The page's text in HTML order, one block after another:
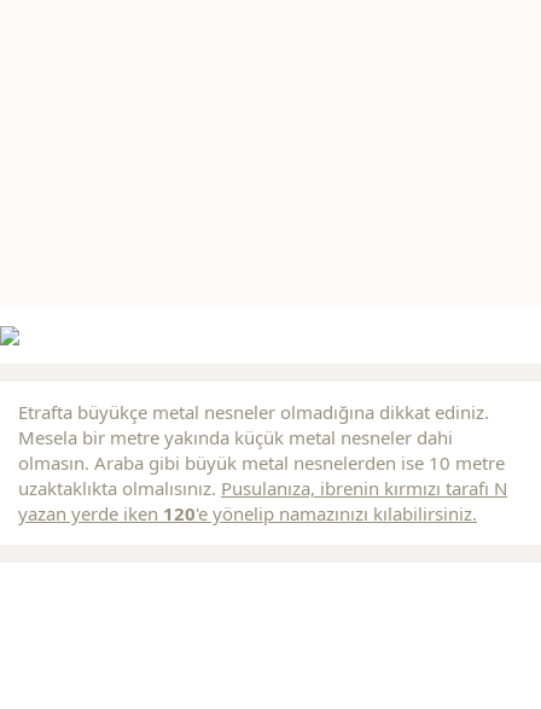
Etrafta büyükçe metal nesneler olmadığına dikkat ediniz.
Mesela bir metre yakında küçük metal nesneler dahi
olmasın. Araba gibi büyük metal nesnelerden ise 10 metre
uzaktaklıkta olmalısınız. Pusulanıza, ibrenin kırmızı tarafı N
yazan yerde iken 120'e yönelip namazınızı kılabilirsiniz.